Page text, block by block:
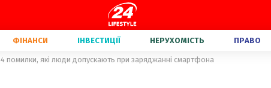
ФІНАНСИ ІНВЕСТИЦІЇ НЕРУХОМІСТЬ ПРАВО
4 помилки, які люди допускають при заряджанні смартфона